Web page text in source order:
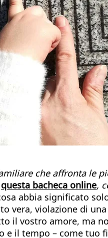
che affronta le
questa bacheca online,
abbia significato
vera, violazione di
il vostro amore, ma
e il tempo – come